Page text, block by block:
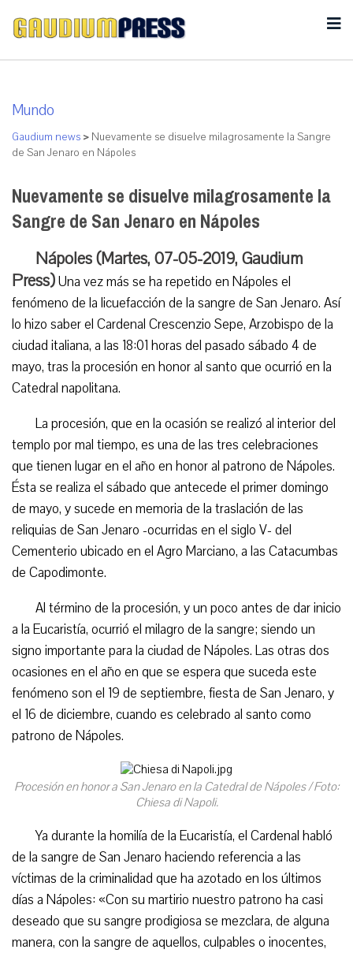
Mundo
Gaudium news > Nuevamente se disuelve milagrosamente la Sangre
de San Jenaro en Nápoles
Nuevamente se disuelve milagrosamente la
Sangre de San Jenaro en Nápoles
Nápoles (Martes, 07-05-2019, Gaudium
Press)Una vez más se ha repetido en Nápoles el
fenómeno de la licuefacción de la sangre de San Jenaro. Así
lo hizo saber el Cardenal Crescenzio Sepe, Arzobispo de la
ciudad italiana, a las 18:01 horas del pasado sábado 4 de
mayo, tras la procesión en honor al santo que ocurrió en la
Catedral napolitana.
La procesión, que en la ocasión se realizó al interior del
templo por mal tiempo, es una de las tres celebraciones
que tienen lugar en el año en honor al patrono de Nápoles.
Ésta se realiza el sábado que antecede el primer domingo
de mayo, y sucede en memoria de la traslación de las
reliquias de San Jenaro -ocurridas en el siglo V- del
Cementerio ubicado en el Agro Marciano, a las Catacumbas
de Capodimonte.
Al término de la procesión, y un poco antes de dar inicio
a la Eucaristía, ocurrió el milagro de la sangre; siendo un
signo importante para la ciudad de Nápoles. Las otras dos
ocasiones en el año en que se espera que suceda este
fenómeno son el 19 de septiembre, fiesta de San Jenaro, y
el 16 de diciembre, cuando es celebrado al santo como
patrono de Nápoles.
Procesión en honor a San Jenaro en la Catedral de Nápoles / Foto:
Chiesa di Napoli.
Ya durante la homilía de la Eucaristía, el Cardenal habló
de la sangre de San Jenaro haciendo referencia a las
víctimas de la criminalidad que ha azotado en los últimos
días a Nápoles: «Con su martirio nuestro patrono ha casi
deseado que su sangre prodigiosa se mezclara, de alguna
manera, con la sangre de aquellos, culpables o inocentes,